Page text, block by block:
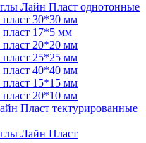
Лайн Пласт однотонные
30*30 мм
17*5 мм
20*20 мм
25*25 мм
40*40 мм
15*15 мм
20*10 мм
Пласт тектурированные
Лайн Пласт